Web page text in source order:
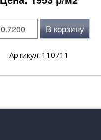
В корзину
Артикул: 110711